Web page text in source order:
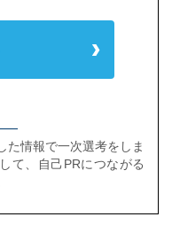
た情報で一次選考をしま
て、自己PRにつながる